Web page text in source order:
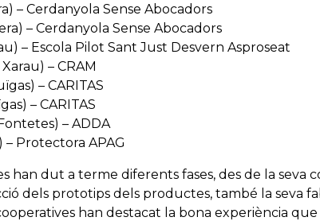
– Cerdanyola Sense Abocadors
– Cerdanyola Sense Abocadors
– Escola Pilot Sant Just Desvern Asproseat
– CRAM
– CARITAS
– CARITAS
– ADDA
– Protectora APAG
han dut a terme diferents fases, des de la seva
dels prototips dels productes, també la seva
han destacat la bona experiència